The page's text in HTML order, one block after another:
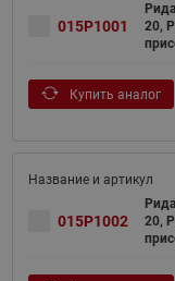
015P1001
20,
Купить аналог
015P1002
20,